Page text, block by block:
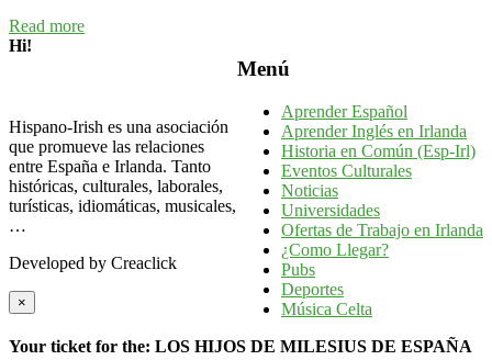
Read more
Menú
Aprender Español
Aprender Inglés en Irlanda
Historia en Común (Esp-Irl)
Eventos Culturales
Noticias
Universidades
Ofertas de Trabajo en Irlanda
¿Como Llegar?
Pubs
Deportes
Música Celta
Hi!
Hispano-Irish es una asociación
que promueve las relaciones
entre España e Irlanda. Tanto
históricas, culturales, laborales,
turísticas, idiomáticas, musicales,
…
Developed by Creaclick
×
Your ticket for the: LOS HIJOS DE MILESIUS DE ESPAÑA